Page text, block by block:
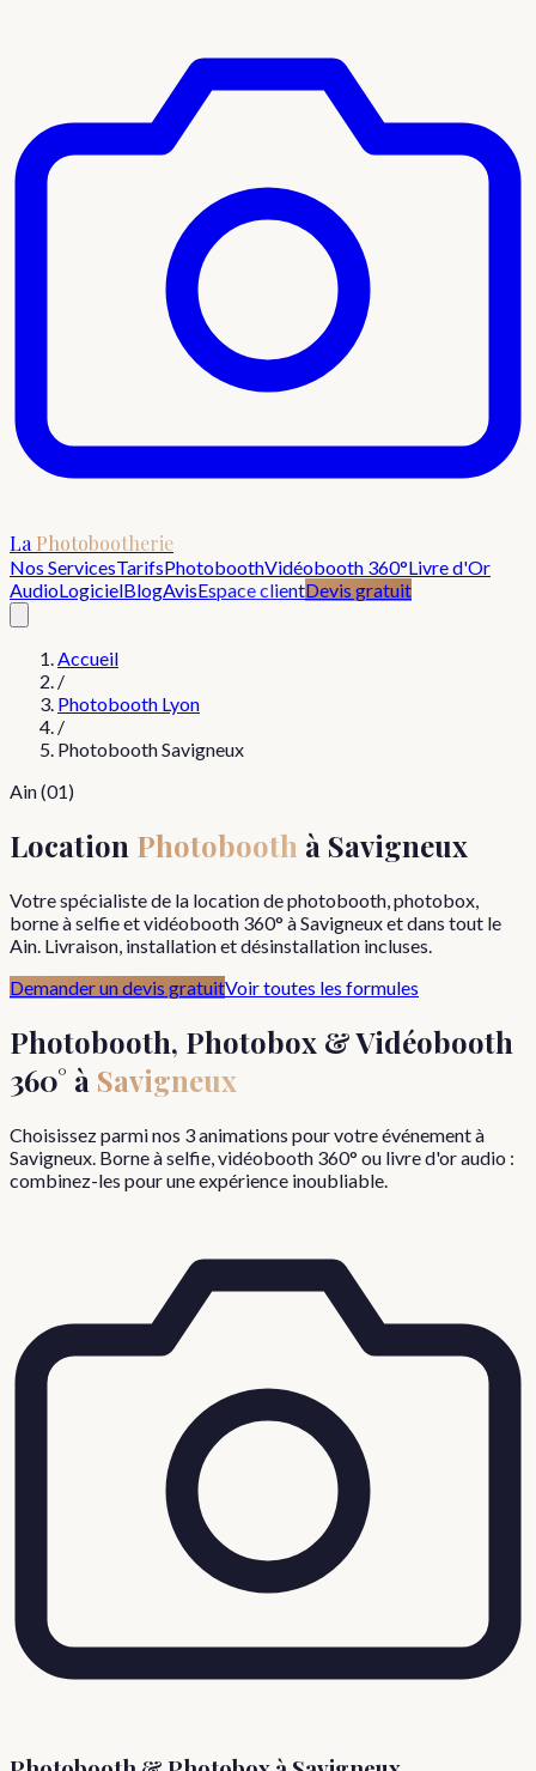
La Photobootherie
Nos ServicesTarifsPhotoboothVidéobooth 360°Livre d'Or
AudioLogicielBlogAvisEspace clientDevis gratuit
Accueil
/
Photobooth Lyon
/
PhotoboothSavigneux
Ain(01)
Location Photobooth à Savigneux
Votre spécialiste de la location de photobooth, photobox,
borne à selfie et vidéobooth 360° àSavigneuxet dans tout le
Ain. Livraison, installation et désinstallation incluses.
Demander un devis gratuitVoir toutes les formules
Photobooth, Photobox & Vidéobooth
360° à Savigneux
Choisissez parmi nos 3 animations pour votre événement à
Savigneux . Borne à selfie, vidéobooth 360° ou livre d'or audio :
combinez-les pour une expérience inoubliable.